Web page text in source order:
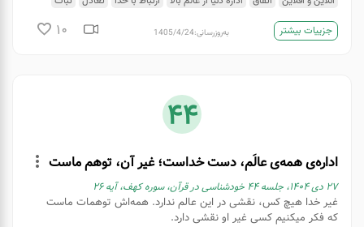
حکومت خدا
دنیا
جزییات بیشتر به‌روزرسانی:1405/4/24
10
44
اداره‌‌ی همه‌‌ی عالَم، دست خداست؛ غیر آن، توهم ماست
۲۷ دی ۱۴۰۴، جلسه 44 خودشناسی در قرآن، سوره کهف، آیه 26
غیر خدا هیچ کس، نقشی در این عالم ندارد. همه‌اش توهمات ماست
که فکر میکنیم کسی غیر او نقشی دارد.